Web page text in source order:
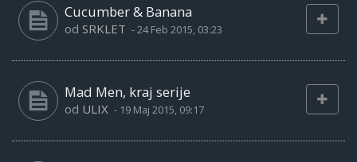
Cucumber & Banana
od SRKLET -24 Feb 2015, 03:23
Mad Men, kraj serije
od ULIX - 19 Maj 2015, 09:17